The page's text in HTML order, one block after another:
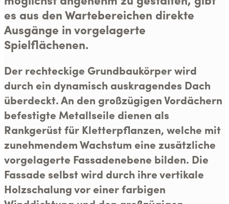
es aus den Wartebereichen direkte
Ausgänge in vorgelagerte
Spielflächenen.
Der rechteckige Grundbaukörper wird
durch ein dynamisch auskragendes Dach
überdeckt. An den großzügigen Vordächern
befestigte Metallseile dienen als
Rankgerüst für Kletterpflanzen, welche mit
zunehmendem Wachstum eine zusätzliche
vorgelagerte Fassadenebene bilden. Die
Fassade selbst wird durch ihre vertikale
Holzschalung vor einer farbigen